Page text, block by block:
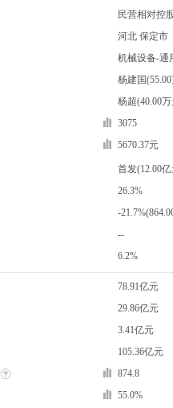
民营相对控
河北 保定市
机械设备-通
杨建国
杨超(40.00
3075
5670.37元
首发(12.00
26.3%
-
--
6.2%
78.91亿元
29.86亿元
3.41亿元
105.36亿元
874.8
55.0%